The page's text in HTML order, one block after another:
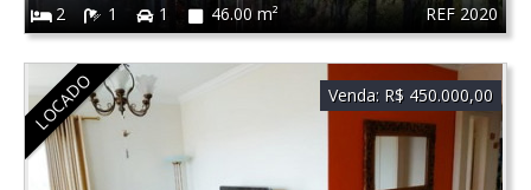
REF 2020
2
1 1 46.00 m²
LOCADO Venda: R$ 450.000,00